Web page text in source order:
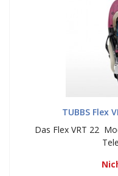
TUBBS Flex
Das Flex VRT 22